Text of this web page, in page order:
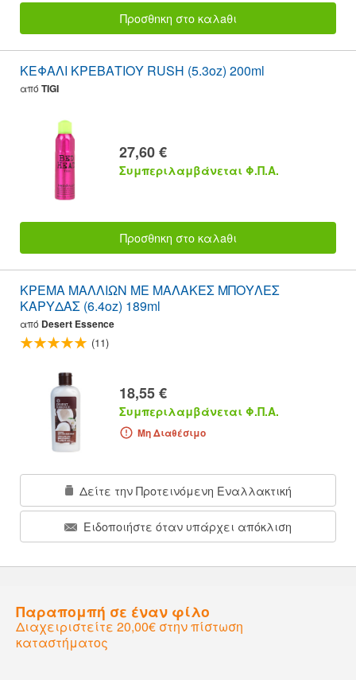
Προσθnκη στο καλaθι
ΚΕΦΑΛΙ ΚΡΕΒΑΤΙΟΥ RUSH (5.3oz) 200ml
από TIGI
27,60 €
Συμπεριλαμβάνεται Φ.Π.Α.
Προσθnκη στο καλaθι
ΚΡΕΜΑ ΜΑΛΛΙΩΝ ΜΕ ΜΑΛΑΚΕΣ ΜΠΟΥΛΕΣ
ΚΑΡΥΔΑΣ (6.4oz) 189ml
από Desert Essence
(11)
18,55 €
Συμπεριλαμβάνεται Φ.Π.Α.
Μη Διαθέσιμο
Δείτε την Προτεινόμενη Εναλλακτική
Ειδοποιήστε όταν υπάρχει απόκλιση
Παραπομπή σε έναν φίλο
Διαχειριστείτε 20,00€ στην πίστωση
καταστήματος